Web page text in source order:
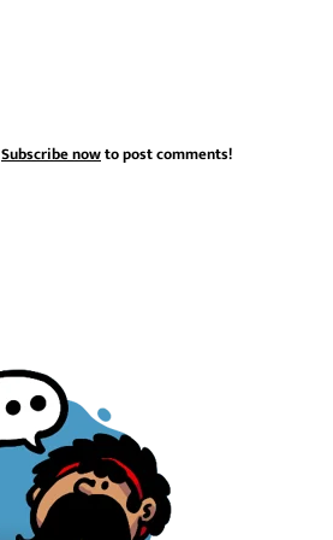
Subscribe nowto post comments!